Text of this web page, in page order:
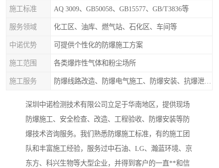
施工标准 AQ 3009、GB50058、GB15577、GB/T3836等
服务领域 化工区、油库、燃气站、石化区、车间等
中诺优势 可提供个性化的防爆施工方案
施工范围 各类爆炸性气体和粉尘场所
施工服务
深圳中诺检测技术有限公司立足于华南地区，提供现场
防爆施工、安全检查、改造、工程验收、防爆安装等防
爆技术咨询服务。我们熟悉防爆施工标准，有的施工团
队和丰富施工经验，服务过中石油、LG、瀚蓝环境、京
东方、科兴生物等大型企业，并得到客户的一直**和信